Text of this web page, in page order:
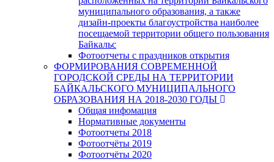
муниципального образования, а также
дизайн-проекты благоустройства наиболее
посещаемой территории общего пользования
Байкальс
Фотоотчеты с праздников открытия
ФОРМИРОВАНИЯ СОВРЕМЕННОЙ
ГОРОДСКОЙ СРЕДЫ НА ТЕРРИТОРИИ
БАЙКАЛЬСКОГО МУНИЦИПАЛЬНОГО
ОБРАЗОВАНИЯ НА 2018-2030 ГОДЫ
Общая инфомация
Нормативные документы
Фотоотчеты 2018
Фотоотчёты 2019
Фотоотчёты 2020